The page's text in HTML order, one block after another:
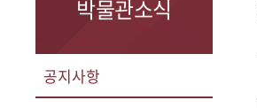
박물관소식
공지사항